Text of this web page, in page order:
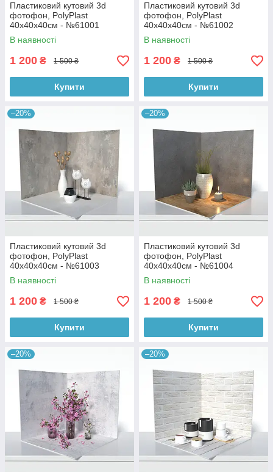
Пластиковий кутовий 3d
фотофон, PolyPlast
40x40x40см - №61001
В наявності
1 200 ₴ 1 500 ₴
Купити
Пластиковий кутовий 3d
фотофон, PolyPlast
40x40x40см - №61002
В наявності
1 200 ₴ 1 500 ₴
Купити
–20%
Пластиковий кутовий 3d
фотофон, PolyPlast
40x40x40см - №61003
В наявності
1 200 ₴ 1 500 ₴
Купити
–20%
Пластиковий кутовий 3d
фотофон, PolyPlast
40x40x40см - №61004
В наявності
1 200 ₴ 1 500 ₴
Купити
–20% –20%